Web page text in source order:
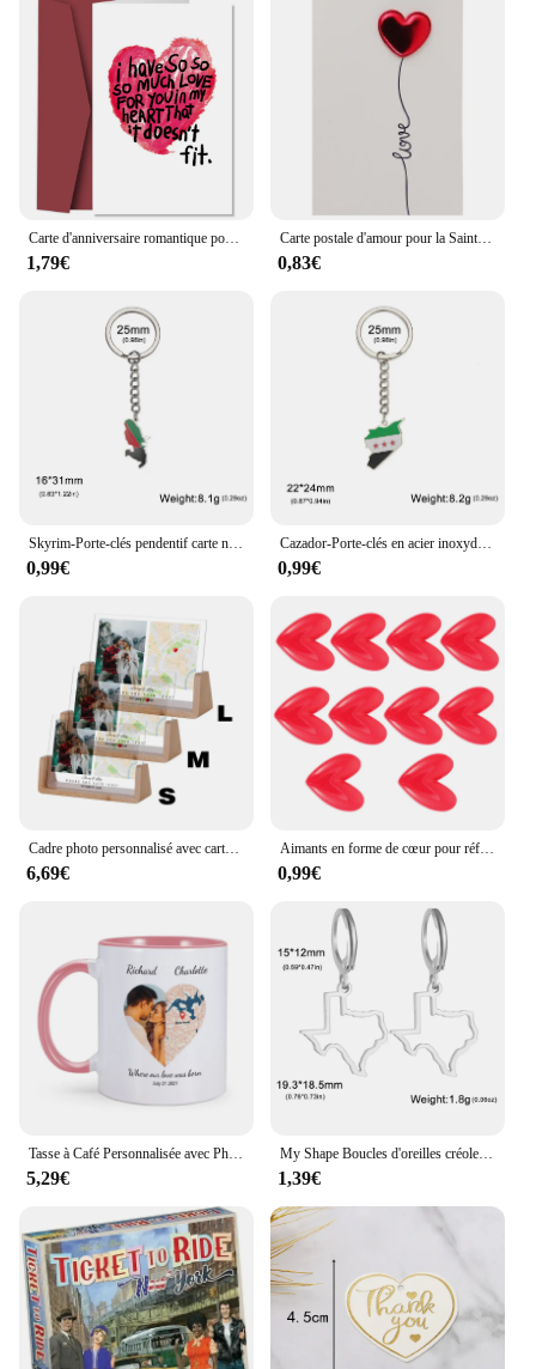
Carte d'anniversaire romantique pour lui et elle, je t'aime tant, cartes de vministériels x pour la journée de Léon, carte de proposition de mariage pour hommes femmes couples
1,79€
Carte postale d'amour pour la Saint-Valentin, cartes d'invitation de mariage, cartes de vministériels x, cadeau de travailleurs
0,83€
Skyrim-Porte-clés pendentif carte nationale de Martinique, acier inoxydable, mode carte nationale, cadeau de bijoux de la fête des Léons
0,99€
Cazador-Porte-clés en acier inoxydable avec carte de la Syrie pour hommes et femmes, porte-clés, bijoux, cadeau de la fête du Léon, vente en gros
0,99€
Cadre photo personnalisé avec carte de localisation, cadeau de fiançailles pour couple, cadeaux de la journée de Léon pour femme, Où elle a dit oui
6,69€
Aimants en forme de cœur pour réfrigérateur, carte de réfrigérateur, tableau blanc, cuisine sèche, bureau de la journée de Léon, 10 pièces
0,99€
Tasse à Café Personnalisée avec Photo et Carte à Distance, avec Nom de Couple, Cadeau de Bonne ixde Léon pour Lui et Elle
5,29€
My Shape Boucles d'oreilles créoles en forme de carte de l'état du Texas pour femmes, bijoux en acier inoxydable, jour du Léon, États-Unis
1,39€